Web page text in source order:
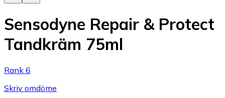
Sensodyne Repair & Protect
Tandkräm 75ml
Rank 6
Skriv omdöme